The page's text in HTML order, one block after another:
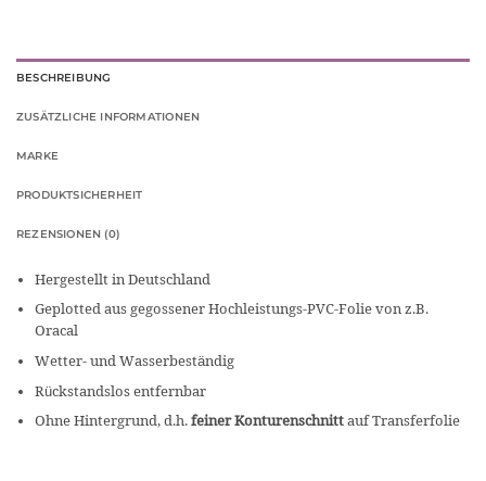
BESCHREIBUNG
ZUSÄTZLICHE INFORMATIONEN
MARKE
PRODUKTSICHERHEIT
REZENSIONEN (0)
Hergestellt in Deutschland
Geplotted aus gegossener Hochleistungs-PVC-Folie von z.B.
Oracal
Wetter- und Wasserbeständig
Rückstandslos entfernbar
Ohne Hintergrund, d.h.feiner Konturenschnittauf Transferfolie